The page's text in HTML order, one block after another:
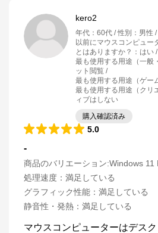
kero2
年代 ： 60代 性別 ： 男性
以前にマウスコンピュー
とはありますか？ ： はい
最も使用する用途（一般
ット閲覧
最も使用する用途（ゲー
最も使用する用途（クリ
ィブはしない
購入確認済み
5.0
-
商品のバリエーション:Windows 11
処理速度 ： 満足している
グラフィック性能 ： 満足している
静音性・発熱 ： 満足している
マウスコンピューターはデス